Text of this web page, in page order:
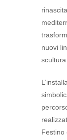
nuovi
scultura
Festino